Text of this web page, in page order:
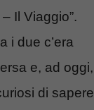
Il Viaggio”.
i due c’era
e, ad oggi,
di sapere